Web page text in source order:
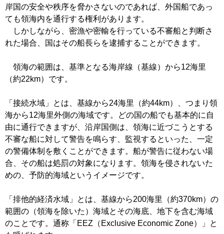
岸国の安全や秩序を脅かさないのであれば、外国船であっ
ても領海内を通行する権利があります。
しかしながら、密漁や密輸を行っている不審船と判断さ
れた場合、国はその船長らを逮捕することができます。
領海の範囲は、基準となる海岸線（基線）から12海里
（約22km）です。
「接続水域」とは、基線から24海里（約44km）、つまり領
海から12海里外側の海域です。どの国の船でも基本的に自
由に通行できますが、沿岸国側は、領海に近づこうとする
不審な船に対して警告を鳴らす、監視するといった、一定
の警備体制を敷くことができます。船が警告に従わない場
合、その船は処罰の対象になります。領海を侵されないた
めの、予防的海域というイメージです。
「排他的経済水域」とは、基線から200海里（約370km）の
範囲の（領海を除いた）海域とその海底、地下を含む海域
のことです。通称「EEZ（Exclusive Economic Zone）」と